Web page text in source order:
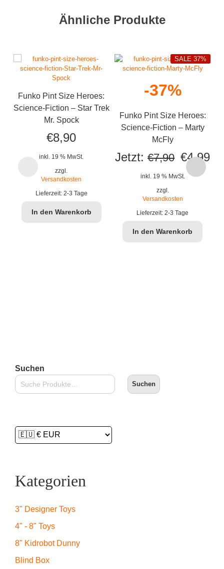
Ähnliche Produkte
Funko Pint Size Heroes:
Science-Fiction – Star Trek
Mr. Spock
€8,90
inkl. 19 % MwSt.
zzgl.
Versandkosten
Lieferzeit: 2-3 Tage
In den Warenkorb
-37%
Funko Pint Size Heroes:
Science-Fiction – Marty
McFly
SALE 37%
Jetzt: €7,90
Preis
€7,90
€4,99
inkl. 19 % MwSt.
zzgl.
Versandkosten
Lieferzeit:2-3 Tage
In den Warenkorb
Suchen
Suchen
Kategorien
3" Designer Toys
4" - 8" Toys
8" Kidrobot Dunny
Blind Box